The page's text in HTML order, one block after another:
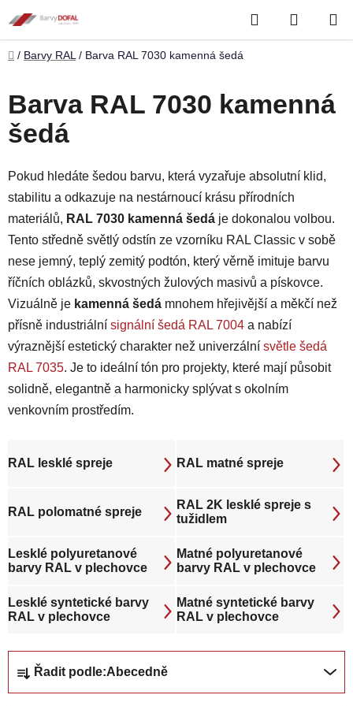
na
obsah
Hledat
KOŠÍK
Domů
/ Barvy RAL / Barva RAL 7030 kamenná šedá
Barva RAL 7030 kamenná
šedá
Pokud hledáte šedou barvu, která vyzařuje absolutní klid,
stabilitu a odkazuje na nestárnoucí krásu přírodních
materiálů, RAL 7030 kamenná šedá je dokonalou volbou.
Tento středně světlý odstín ze vzorníku RAL Classic v sobě
nese jemný, teplý zemitý podtón, který věrně imituje barvu
říčních oblázků, skvostných žulových masivů a pískovce.
Vizuálně je kamenná šedá mnohem hřejivější a měkčí než
přísně industriální signální šedá RAL 7004 a nabízí
výraznější estetický charakter než univerzální světle šedá
RAL 7035. Je to ideální tón pro projekty, které mají působit
solidně, elegantně a harmonicky splývat s okolním
venkovním prostředím.
RAL lesklé spreje RAL matné spreje
RAL polomatné spreje
RAL 2K lesklé spreje s
tužidlem
Lesklé polyuretanové
barvy RAL v plechovce
Matné polyuretanové
barvy RAL v plechovce
Lesklé syntetické barvy
RAL v plechovce
Matné syntetické barvy
RAL v plechovce
Řadit podle:Abecedně